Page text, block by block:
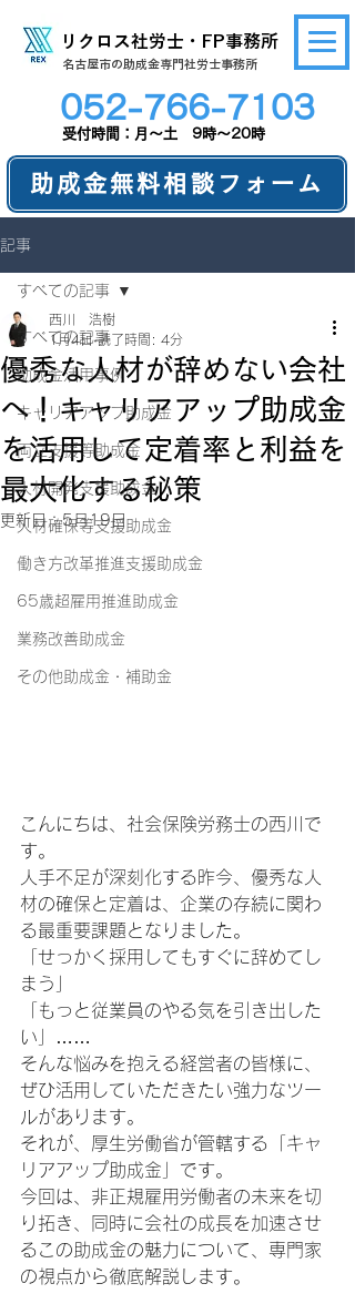
助成金無料相談フォーム
052-766-7103
​受付時間：月～土 9時～20時
リクロス社労士・FP事務所
​名古屋市の助成金専門社労士事務所
記事
すべての記事
助成金活用事例
キャリアアップ助成金
両立支援等助成金
人材開発支援助成金
人材確保等支援助成金
働き方改革推進支援助成金
65歳超雇用推進助成金
業務改善助成金
その他助成金・補助金
すべての記事
優秀な人材が辞めない会社
へ！キャリアアップ助成金
を活用して定着率と利益を
最大化する秘策
西川 浩樹
1月4日 読了時間: 4分
更新日：5月19日
こんにちは、社会保険労務士の西川で
す。
人手不足が深刻化する昨今、優秀な人
材の確保と定着は、企業の存続に関わ
る最重要課題となりました。
「せっかく採用してもすぐに辞めてし
まう」
「もっと従業員のやる気を引き出した
い」……
そんな悩みを抱える経営者の皆様に、
ぜひ活用していただきたい強力なツー
ルがあります。
それが、厚生労働省が管轄する「キャ
リアアップ助成金」です。
今回は、非正規雇用労働者の未来を切
り拓き、同時に会社の成長を加速させ
るこの助成金の魅力について、専門家
の視点から徹底解説します。